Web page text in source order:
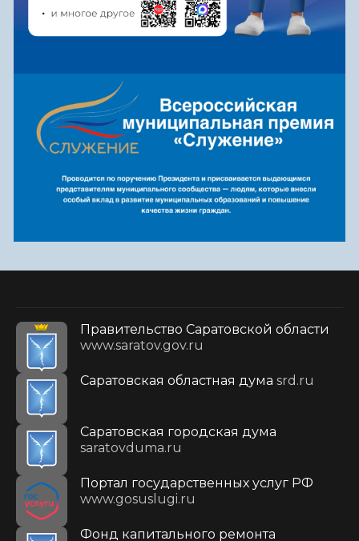
Правительство Саратовской области
www.saratov.gov.ru
Саратовская областная дума srd.ru
Саратовская городская дума
saratovduma.ru
Портал государственных услуг РФ
www.gosuslugi.ru
Фонд капитального ремонта